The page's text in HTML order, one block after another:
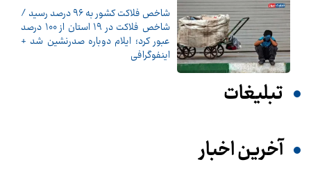
شاخص فلاکت کشور به ۹۶ درصد رسید /
شاخص فلاکت در ۱۹ استان از ۱۰۰ درصد
عبور کرد؛ ایلام دوباره صدرنشین شد +
اینفوگرافی
تبلیغات
آخرین اخبار